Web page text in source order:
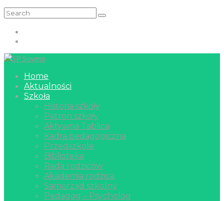
Home
Aktualności
Szkoła
Historia szkoły
Patron szkoły
Aktywna Tablica
Kadra pedagogiczna
Przedszkole
Biblioteka
Rada rodziców
Akademia rodzica
Samorząd szkolny
Pedagog – Psycholog